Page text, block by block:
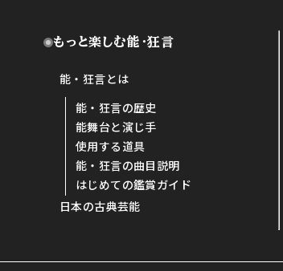
もっと楽しむ能・狂言
能・狂言とは
能・狂言の歴史
能舞台と演じ手
使用する道具
能・狂言の曲目説明
はじめての鑑賞ガイド
日本の古典芸能